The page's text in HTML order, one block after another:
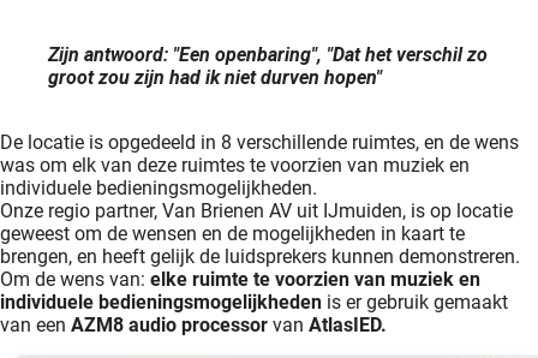
Zijn antwoord: "Een openbaring", "Dat het verschil zo
groot zou zijn had ik niet durven hopen"
De locatie is opgedeeld in 8 verschillende ruimtes, en de wens
was om elk van deze ruimtes te voorzien van muziek en
individuele bedieningsmogelijkheden.
Onze regio partner, Van Brienen AV uit IJmuiden, is op locatie
geweest om de wensen en de mogelijkheden in kaart te
brengen, en heeft gelijk de luidsprekers kunnen demonstreren.
Om de wens van: elke ruimte te voorzien van muziek en
individuele bedieningsmogelijkheden is er gebruik gemaakt
van een AZM8 audio processor van AtlasIED.